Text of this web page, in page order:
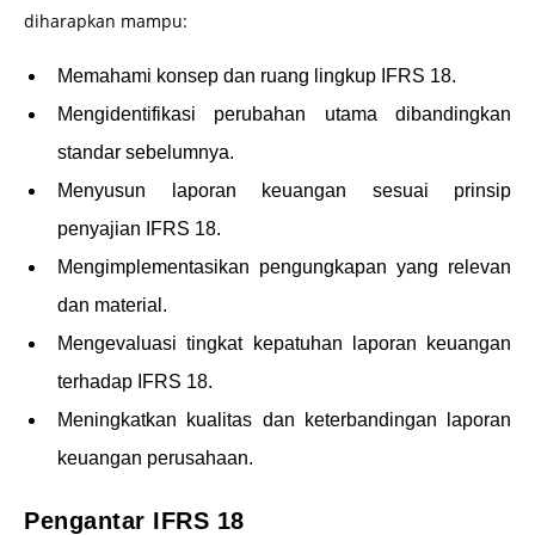
diharapkan mampu:
Memahami konsep dan ruang lingkup IFRS 18.
Mengidentifikasi perubahan utama dibandingkan
standar sebelumnya.
Menyusun laporan keuangan sesuai prinsip
penyajian IFRS 18.
Mengimplementasikan pengungkapan yang relevan
dan material.
Mengevaluasi tingkat kepatuhan laporan keuangan
terhadap IFRS 18.
Meningkatkan kualitas dan keterbandingan laporan
keuangan perusahaan.
Pengantar IFRS 18